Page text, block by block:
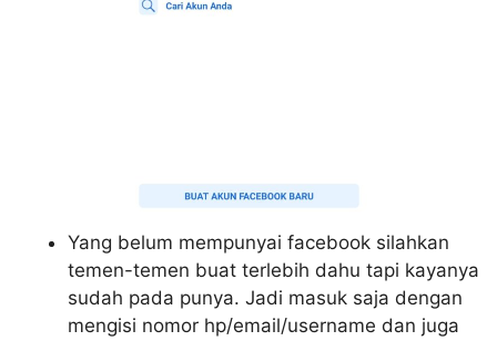
Yang belum mempunyai facebook silahkan
temen-temen buat terlebih dahu tapi kayanya
sudah pada punya. Jadi masuk saja dengan
mengisi nomor hp/email/username dan juga